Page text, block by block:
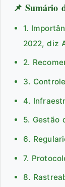
📌 Sumário
1.
2022, diz
2.
3.
4.
5. Gestão
6.
7.
8.